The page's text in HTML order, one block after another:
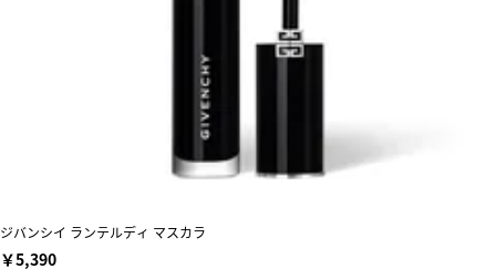
ジバンシイ ランテルディ マスカラ
￥5,390